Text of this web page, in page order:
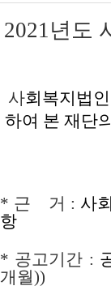
2021년도
사회복지법
하여 본 재단
* 근 거 : 사
항
* 공고기간 :
개월))